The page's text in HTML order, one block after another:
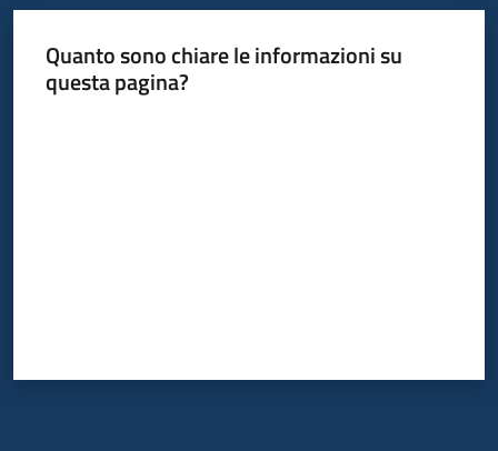
locali
Quanto sono chiare le informazioni su
questa pagina?